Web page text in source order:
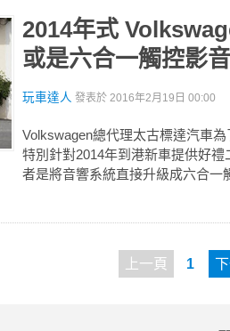
2014年式
或是六合一觸控影
玩車達人 發表於 2016年2月19日 00:00
Volkswagen總代理太古標達汽車
特別針對2014年到港新車提供好
者是將音響系統直接升級成六合一
上一頁 1